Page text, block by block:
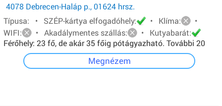
4078 Debrecen-Haláp p., 01624 hrsz.
Típusa: • SZÉP-kártya elfogadóhely:
• Klíma:
•
WIFI:
• Akadálymentes szállás:
• Kutyabarát:
Férőhely: 23 fő, de akár 35 főig pótágyazható. További 20
főt pedig sátorban tudunk elhelyezni.
Megnézem